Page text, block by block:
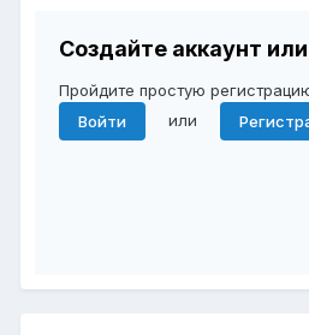
Создайте аккаунт
Пройдите простую
Войти
или